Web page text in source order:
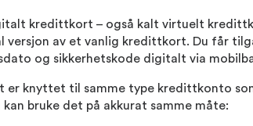
kredittkort – også kalt virtuelt
versjon av et vanlig kredittkort. Du får
og sikkerhetskode digitalt via
er knyttet til samme type kredittkonto
kan bruke det på akkurat samme måte: